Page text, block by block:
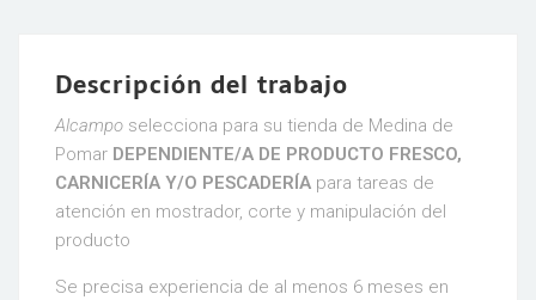
Descripción del trabajo
Alcampo selecciona para su tienda de Medina de
Pomar DEPENDIENTE/A DE PRODUCTO FRESCO,
CARNICERÍA Y/O PESCADERÍA para tareas de
atención en mostrador, corte y manipulación del
producto
Se precisa experiencia de al menos 6 meses en